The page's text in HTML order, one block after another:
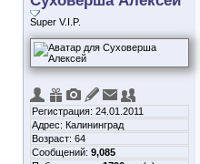
Super V.I.P.
Регистрация: 24.01.2011
Адрес: Калининград
Возраст: 64
Сообщений: 9,085